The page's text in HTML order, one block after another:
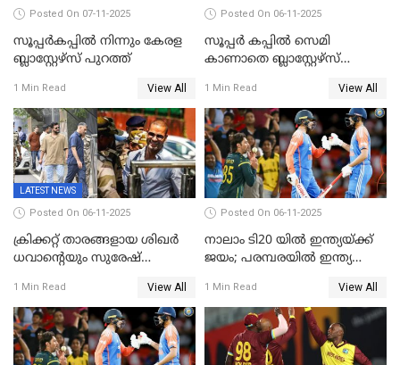
Posted On 07-11-2025
സൂപ്പര്‍കപ്പില്‍ നിന്നും കേരള
ബ്ലാസ്റ്റേഴ്‌സ് പുറത്ത്
1 Min Read View All
Posted On 06-11-2025
സൂപ്പർ കപ്പിൽ സെമി
കാണാതെ ബ്ലാസ്റ്റേഴ്സ്
1 Min Read View All
LATEST NEWS
Posted On 06-11-2025
ക്രിക്കറ്റ് താരങ്ങളായ ശിഖർ
ധവാന്‍റെയും സുരേഷ്
കണ്ടുകെട്ടി
1 Min Read View All
Posted On 06-11-2025
നാലാം ടി20 യില്‍ ഇന്ത്യയ്ക്ക്
ജയം; പരമ്പരയിൽ ഇന്ത്യ
1 Min Read View All